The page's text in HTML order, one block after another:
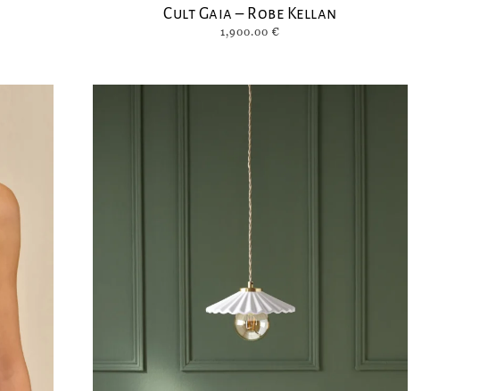
Cult Gaia – Robe Kellan
1,900.00 €